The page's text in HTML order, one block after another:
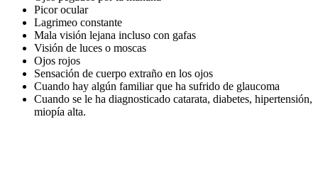
Picor ocular
Lagrimeo constante
Mala visión lejana incluso con gafas
Visión de luces o moscas
Ojos rojos
Sensación de cuerpo extraño en los ojos
Cuando hay algún familiar que ha sufrido de glaucoma
Cuando se le ha diagnosticado catarata, diabetes, hipertensión,
miopía alta.